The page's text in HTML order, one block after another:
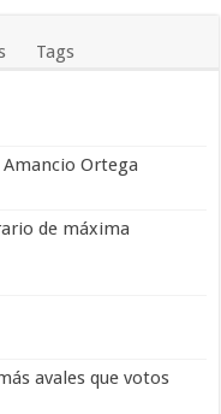
Tags
Amancio Ortega
de máxima
avales que votos